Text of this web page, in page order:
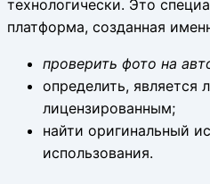
технологически. Это
платформа, созданная
проверить фото на
определить, является
лицензированным;
найти оригинальный
использования.